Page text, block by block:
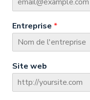
Entreprise*
Site web